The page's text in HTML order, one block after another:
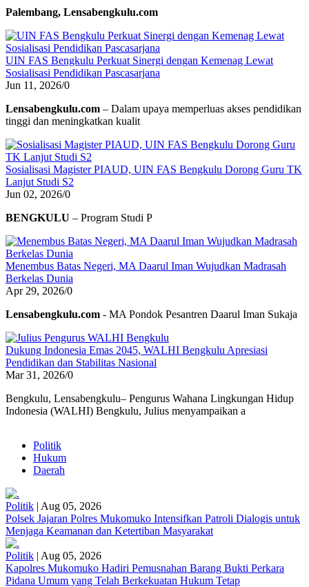
Palembang, Lensabengkulu.com
UIN FAS Bengkulu Perkuat Sinergi dengan Kemenag Lewat
Sosialisasi Pendidikan Pascasarjana
Jun 11, 2026/0
Lensabengkulu.com – Dalam upaya memperluas akses pendidikan
tinggi dan meningkatkan kualit
Sosialisasi Magister PIAUD, UIN FAS Bengkulu Dorong Guru TK
Lanjut Studi S2
Jun 02, 2026/0
BENGKULU – Program Studi P
Menembus Batas Negeri, MA Daarul Iman Wujudkan Madrasah
Berkelas Dunia
Apr 29, 2026/0
Lensabengkulu.com - MA Pondok Pesantren Daarul Iman Sukaja
Dukung Indonesia Emas 2045, WALHI Bengkulu Apresiasi
Pendidikan dan Stabilitas Nasional
Mar 31, 2026/0
Bengkulu, Lensabengkulu– Pengurus Wahana Lingkungan Hidup
Indonesia (WALHI) Bengkulu, Julius menyampaikan a
Politik
Hukum
Daerah
Politik | Aug 05, 2026
Polsek Jajaran Polres Mukomuko Intensifkan Patroli Dialogis untuk
Menjaga Keamanan dan Ketertiban Masyarakat
Politik | Aug 05, 2026
Kapolres Mukomuko Hadiri Pemusnahan Barang Bukti Perkara
Pidana Umum yang Telah Berkekuatan Hukum Tetap